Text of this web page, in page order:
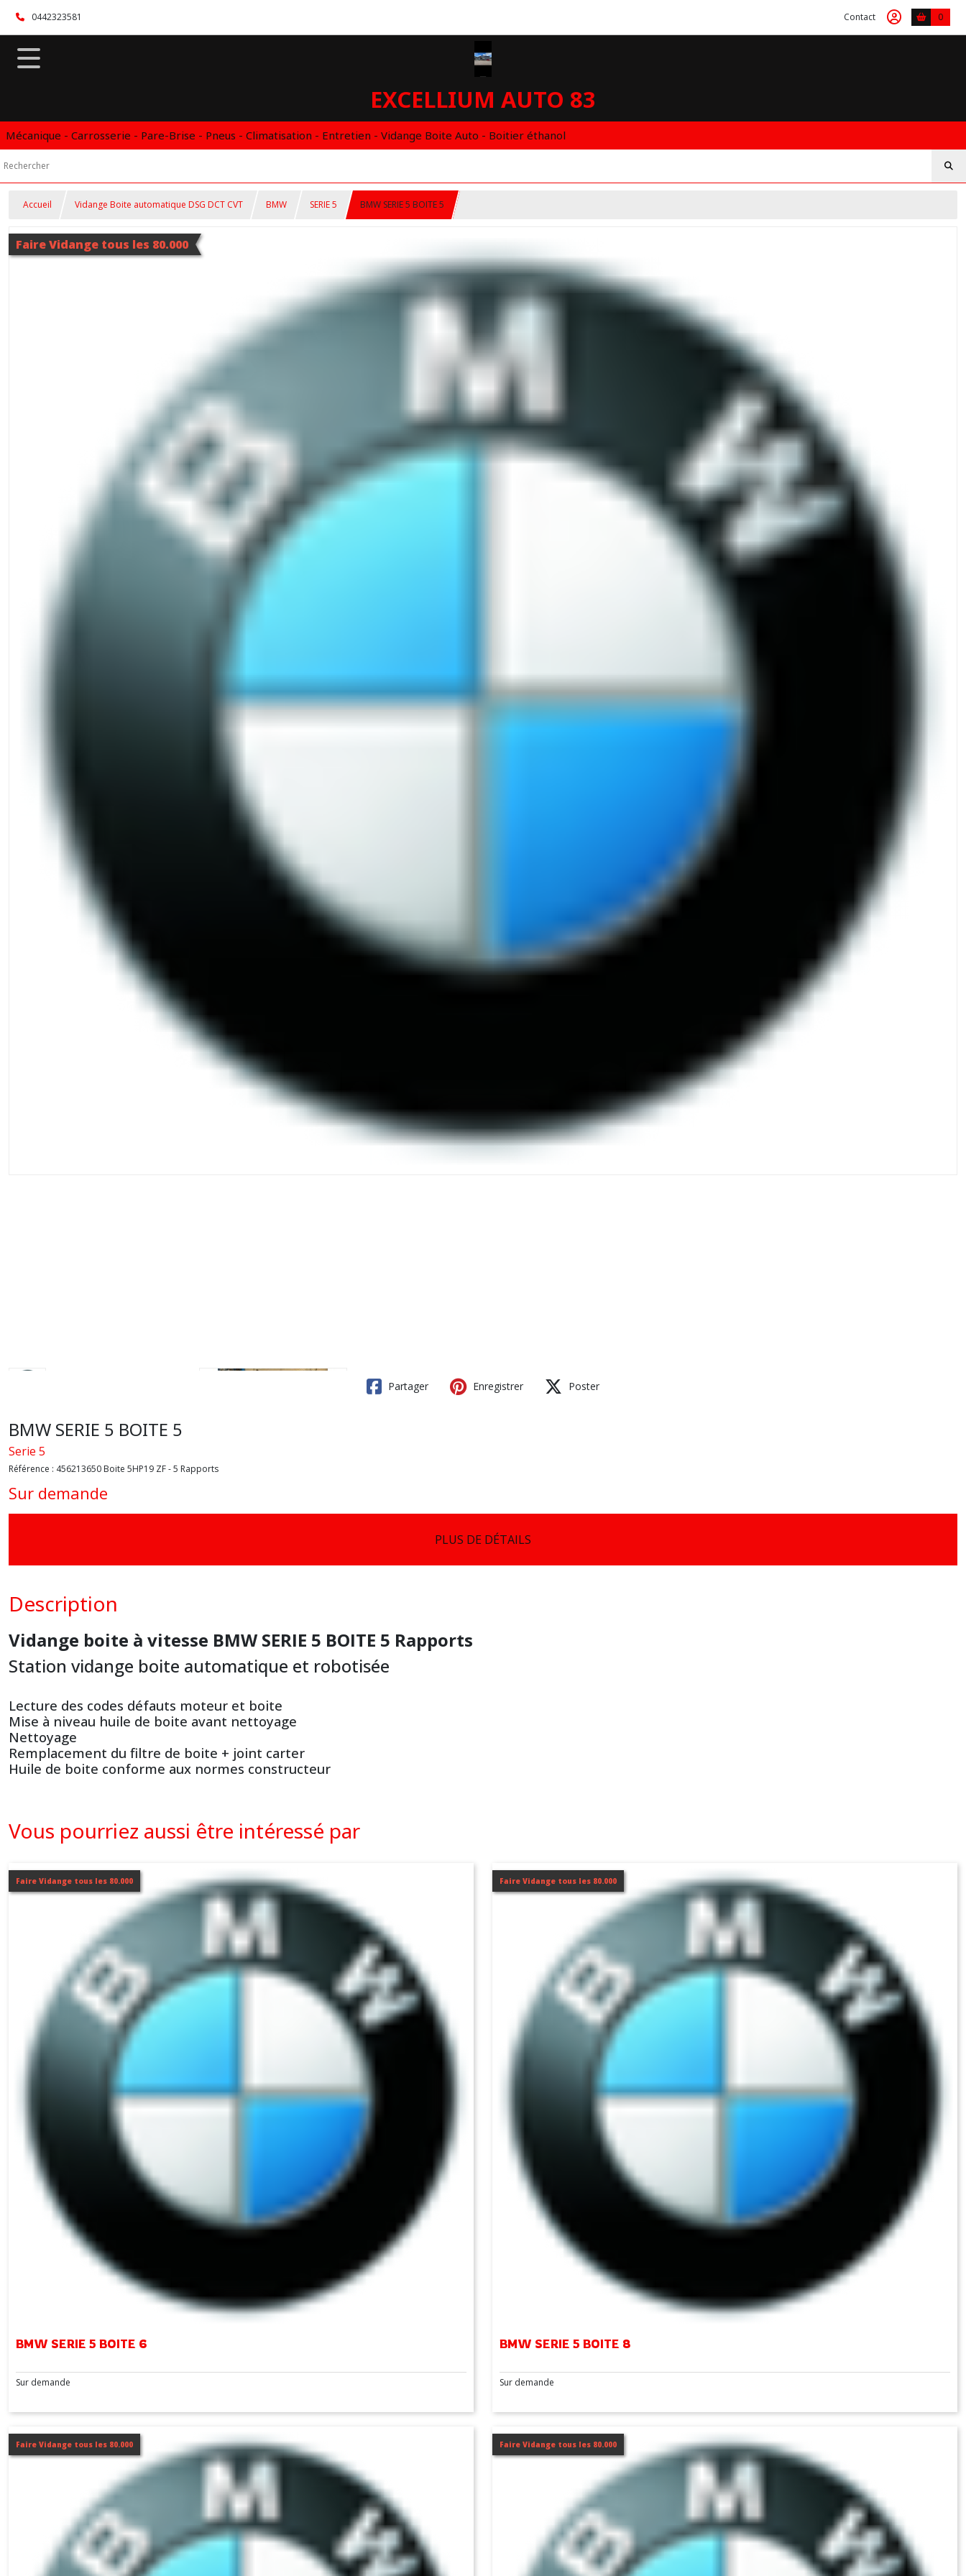
0442323581 Contact 0
EXCELLIUM AUTO 83
Mécanique - Carrosserie - Pare-Brise - Pneus - Climatisation - Entretien - Vidange Boite Auto - Boitier éthanol
Accueil Vidange Boite automatique DSG DCT CVT BMW SERIE 5 BMW SERIE 5 BOITE 5
Faire Vidange tous les 80.000
Partager Enregistrer Poster
BMW SERIE 5 BOITE 5
Serie 5
Référence : 456213650 Boite 5HP19 ZF - 5 Rapports
Sur demande
PLUS DE DÉTAILS
Description
Vidange boite à vitesse BMW SERIE 5 BOITE 5 Rapports
Station vidange boite automatique et robotisée
Lecture des codes défauts moteur et boite
Mise à niveau huile de boite avant nettoyage
Nettoyage
Remplacement du filtre de boite + joint carter
Huile de boite conforme aux normes constructeur
Vous pourriez aussi être intéressé par
Faire Vidange tous les 80.000
BMW SERIE 5 BOITE 6
Sur demande
Faire Vidange tous les 80.000
BMW SERIE 5 BOITE 8
Sur demande
Faire Vidange tous les 80.000 Faire Vidange tous les 80.000